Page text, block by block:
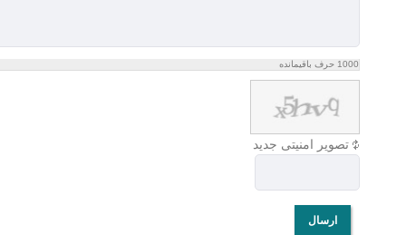
1000 حرف باقیمانده
تصویر امنیتی جدید
ارسال